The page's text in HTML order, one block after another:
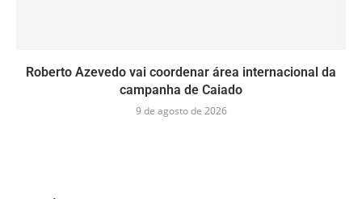
Roberto Azevedo vai coordenar área internacional da
campanha de Caiado
9 de agosto de 2026